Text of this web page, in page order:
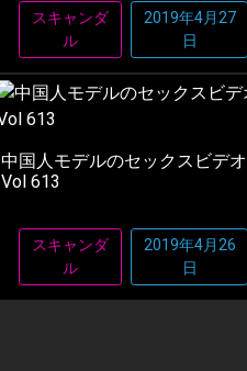
スキャンダ
ル
2019年4月27
日
中国人モデルのセックスビデオ
Vol 613
スキャンダ
ル
2019年4月26
日